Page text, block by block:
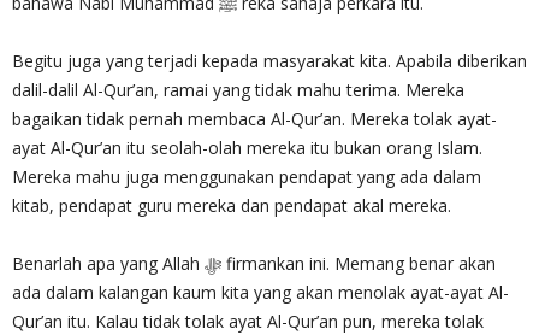
Begitu juga yang terjadi kepada masyarakat kita. Apabila diberikan
dalil-dalil Al-Qur’an, ramai yang tidak mahu terima. Mereka
bagaikan tidak pernah membaca Al-Qur’an. Mereka tolak ayat-
ayat Al-Qur’an itu seolah-olah mereka itu bukan orang Islam.
Mereka mahu juga menggunakan pendapat yang ada dalam
kitab, pendapat guru mereka dan pendapat akal mereka.
Benarlah apa yang Allah ‎ﷻ firmankan ini. Memang benar akan
ada dalam kalangan kaum kita yang akan menolak ayat-ayat Al-
Qur’an itu. Kalau tidak tolak ayat Al-Qur’an pun, mereka tolak